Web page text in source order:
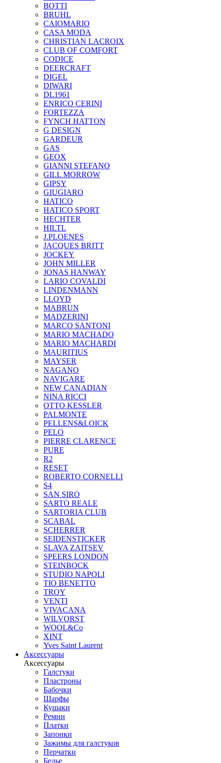
BOTTI
BRUHL
CAIOMARIO
CASA MODA
CHRISTIAN LACROIX
CLUB OF COMFORT
CODICE
DEERCRAFT
DIGEL
DIWARI
DL1961
ENRICO CERINI
FORTEZZA
FYNCH HATTON
G DESIGN
GARDEUR
GAS
GEOX
GIANNI STEFANO
GILL MORROW
GIPSY
GIUGIARO
HATICO
HATICO SPORT
HECHTER
HILTL
J.PLOENES
JAСQUES BRITT
JOCKEY
JOHN MILLER
JONAS HANWAY
LARIO COVALDI
LINDENMANN
LLOYD
MABRUN
MADZERINI
MARCO SANTONI
MARIO MACHADO
MARIO MACHARDI
MAURITIUS
MAYSER
NAGANO
NAVIGARE
NEW CANADIAN
NINA RICCI
OTTO KESSLER
PALMONTE
PELLENS&LOICK
PELO
PIERRE CLARENCE
PURE
R2
RESET
ROBERTO CORNELLI
S4
SAN SIRO
SARTO REALE
SARTORIA CLUB
SCABAL
SCHERRER
SEIDENSTICKER
SLAVA ZAITSEV
SPEERS LONDON
STEINBOCK
STUDIO NAPOLI
TIO BENETTO
TROY
VENTI
VIVACANA
WILVORST
WOOL&Co
XINT
Yves Saint Laurent
Аксессуары
Аксессуары
Галстуки
Пластроны
Бабочки
Шарфы
Кушаки
Ремни
Платки
Запонки
Зажимы для галстуков
Перчатки
Белье